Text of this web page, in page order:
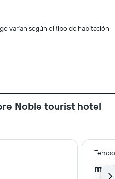
varían según el tipo de habitación
Noble tourist hotel